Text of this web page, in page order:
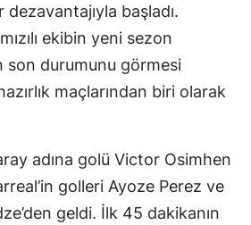
dezavantajıyla başladı.
ekibin yeni sezon
son durumunu görmesi
maçlarından biri olarak
adına golü Victor Osimhen
golleri Ayoze Perez ve
geldi. İlk 45 dakikanın